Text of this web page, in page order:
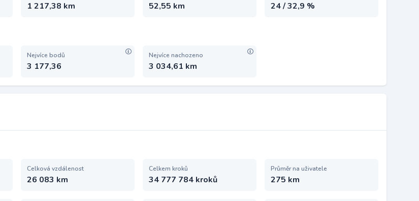
1 217,38 km 52,55 km 24 / 32,9 %
Nejvíce bodů
3 177,36
Nejvíce nachozeno
3 034,61 km
Celková vzdálenost
26 083 km
Celkem kroků
34 777 784 kroků
Průměr na uživatele
275 km